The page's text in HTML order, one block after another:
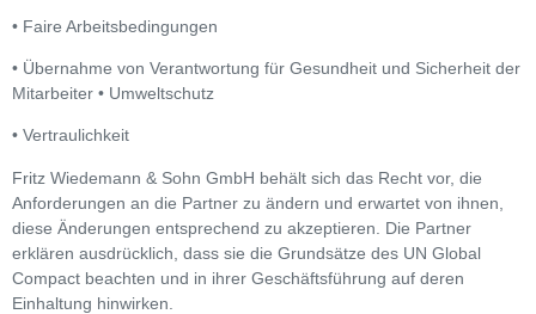
• Faire Arbeitsbedingungen
• Übernahme von Verantwortung für Gesundheit und Sicherheit der
Mitarbeiter • Umweltschutz
• Vertraulichkeit
Fritz Wiedemann & Sohn GmbH behält sich das Recht vor, die
Anforderungen an die Partner zu ändern und erwartet von ihnen,
diese Änderungen entsprechend zu akzeptieren. Die Partner
erklären ausdrücklich, dass sie die Grundsätze des UN Global
Compact beachten und in ihrer Geschäftsführung auf deren
Einhaltung hinwirken.